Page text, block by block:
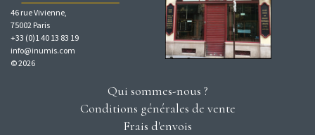
46 rue Vivienne,
75002 Paris
+33 (0)1 40 13 83 19
info@inumis.com
© 2026
Qui sommes-nous ?
Conditions générales de vente
Frais d'envois